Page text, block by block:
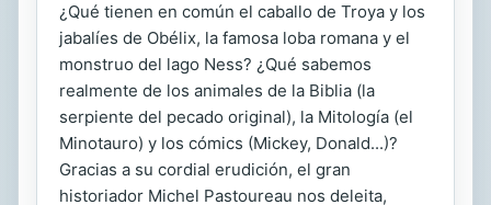
¿Qué tienen en común el caballo de Troya y los
jabalíes de Obélix, la famosa loba romana y el
monstruo del lago Ness? ¿Qué sabemos
realmente de los animales de la Biblia (la
serpiente del pecado original), la Mitología (el
Minotauro) y los cómics (Mickey, Donald...)?
Gracias a su cordial erudición, el gran
historiador Michel Pastoureau nos deleita,